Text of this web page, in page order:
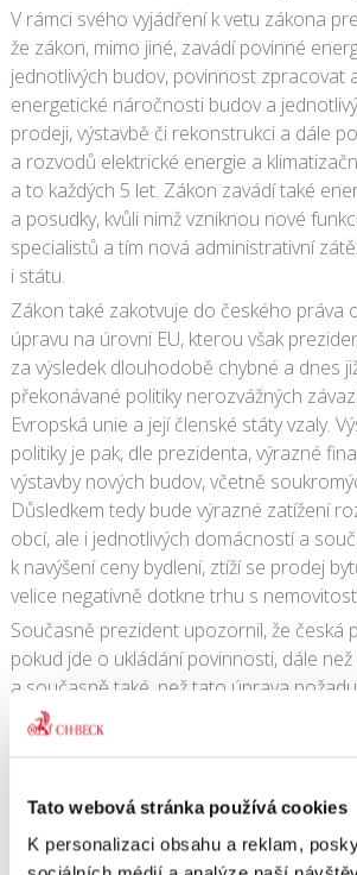
Tato webová stránka používá cookies
K personalizaci obsahu a reklam,
V rámci svého vyjádření k vetu zákona
že zákon, mimo jiné, zavádí povinné
jednotlivých budov, povinnost zpracovat
energetické náročnosti budov a
prodeji, výstavbě či rekonstrukci a dále
a rozvodů elektrické energie a
a to každých 5 let. Zákon zavádí také
a posudky, kvůli nimž vzniknou nové
specialistů a tím nová administrativní
i státu.
Zákon také zakotvuje do českého práva
úpravu na úrovni EU, kterou však
za výsledek dlouhodobě chybné a dnes
překonávané politiky nerozvážných
Evropská unie a její členské státy vzaly.
politiky je pak, dle prezidenta, výrazné
výstavby nových budov, včetně
Důsledkem tedy bude výrazné zatížení
obcí, ale i jednotlivých domácností a
k navýšení ceny bydlení, ztíží se prodej
velice negativně dotkne trhu s
Současně prezident upozornil, že česká
pokud jde o ukládání povinnosti, dále
a současně také, než tato úprava
vyjádření k zákonu prezident dodal:
se zákon řadí vůbec k těm nejhorším a
prezident republiky kdy požádán. Je
Dále by tedy měl být zákon posouzen